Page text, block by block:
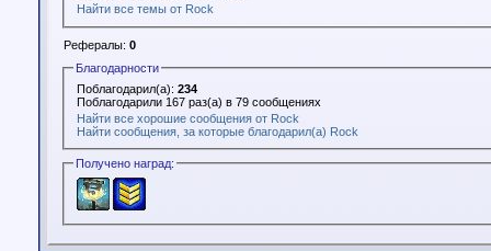
Найти все темы от Rock
Рефералы: 0
Благодарности
Поблагодарил(а):234
Поблагодарили 167 раз(а) в 79 сообщениях
Найти все хорошие сообщения от Rock
Найти сообщения, за которые благодарил(а) Rock
Получено наград: